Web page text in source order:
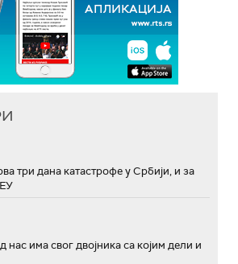
три дана катастрофе у Србији, и за
нас има свог двојника са којим дели и